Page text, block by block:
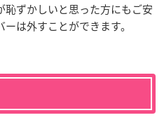
ずかしいと思った方にもご安
は外すことができます。